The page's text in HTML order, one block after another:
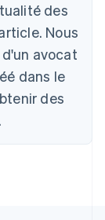
des
Nous
avocat
dans le
des